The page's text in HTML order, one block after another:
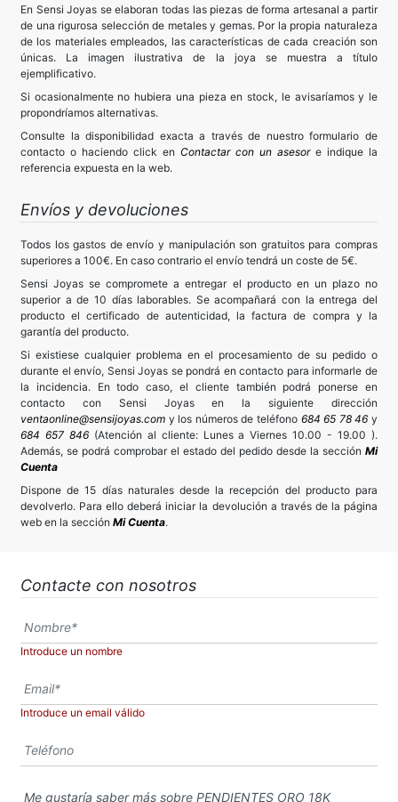
En Sensi Joyas se elaboran todas las piezas de forma artesanal a partir
de una rigurosa selección de metales y gemas. Por la propia naturaleza
de los materiales empleados, las características de cada creación son
únicas. La imagen ilustrativa de la joya se muestra a título
ejemplificativo.
Si ocasionalmente no hubiera una pieza en stock, le avisaríamos y le
propondríamos alternativas.
Consulte la disponibilidad exacta a través de nuestro formulario de
contacto o haciendo click en Contactar con un asesor e indique la
referencia expuesta en la web.
Envíos y devoluciones
Todos los gastos de envío y manipulación son gratuitos para compras
superiores a 100€. En caso contrario el envío tendrá un coste de 5€.
Sensi Joyas se compromete a entregar el producto en un plazo no
superior a de 10 días laborables. Se acompañará con la entrega del
producto el certificado de autenticidad, la factura de compra y la
garantía del producto.
Si existiese cualquier problema en el procesamiento de su pedido o
durante el envío, Sensi Joyas se pondrá en contacto para informarle de
la incidencia. En todo caso, el cliente también podrá ponerse en
contacto con Sensi Joyas en la siguiente dirección
ventaonline@sensijoyas.com y los números de teléfono 684 65 78 46 y
684 657 846(Atención al cliente: Lunes a Viernes 10.00 - 19.00 ).
Además, se podrá comprobar el estado del pedido desde la sección Mi
Cuenta
Dispone de 15 días naturales desde la recepción del producto para
devolverlo. Para ello deberá iniciar la devolución a través de la página
web en la sección Mi Cuenta.
Contacte con nosotros
Introduce un nombre
Introduce un email válido